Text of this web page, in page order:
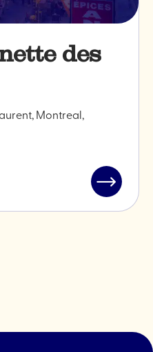
des
Montreal,
Lire
l'article